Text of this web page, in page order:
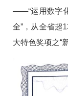
——“运用数字
全”，从全省超
大特色奖项之“